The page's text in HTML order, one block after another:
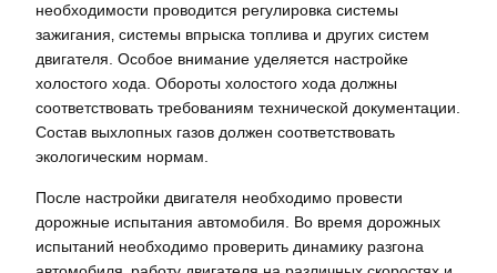
необходимости проводится регулировка системы
зажигания‚ системы впрыска топлива и других систем
двигателя. Особое внимание уделяется настройке
холостого хода. Обороты холостого хода должны
соответствовать требованиям технической документации.
Состав выхлопных газов должен соответствовать
экологическим нормам.
После настройки двигателя необходимо провести
дорожные испытания автомобиля. Во время дорожных
испытаний необходимо проверить динамику разгона